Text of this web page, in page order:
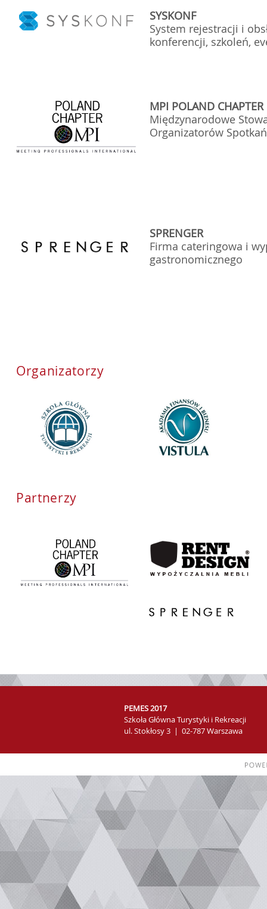
SYSKONF
System rejestracji i
konferencji, szkoleń,
MPI POLAND CHAPTER
Międzynarodowe
Organizatorów Spotkań
SPRENGER
Firma cateringowa i
Organizatorzy
Partnerzy
PEMES 2017
Szkoła Główna Turystyki i Rekreacji
ul. Stokłosy 3 | 02-787 Warszawa